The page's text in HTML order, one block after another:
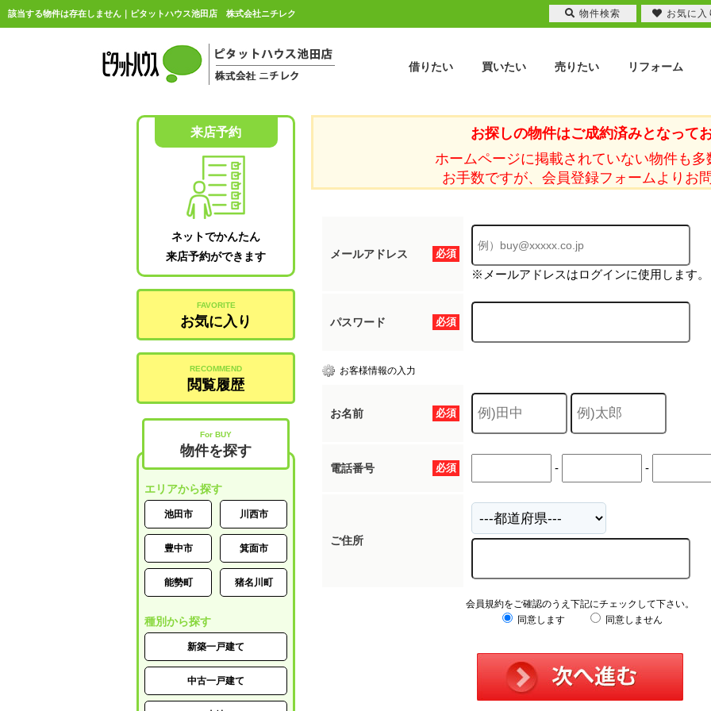
該当する物件は存在しません｜ピタットハウス池田店 株式会社ニチレク
借りたい 買いたい 売りたい リフォーム
お探しの物件はご成約済みとなってお
ホームページに掲載されていない物件も多
お手数ですが、会員登録フォームよりお
必須
メールアドレス
※メールアドレスはログインに使用します。
必須
パスワード
お客様情報の入力
必須
お名前
必須
電話番号 - -
ご住所
会員規約をご確認のうえ下記にチェックして下さい。
同意します
同意しません
来店予約
ネットでかんたん
来店予約ができます
FAVORITE
お気に入り
RECOMMEND
閲覧履歴
For BUY
物件を探す
エリアから探す
池田市 川西市
豊中市 箕面市
能勢町 猪名川町
種別から探す
新築一戸建て
中古一戸建て
物件検索 お気に入